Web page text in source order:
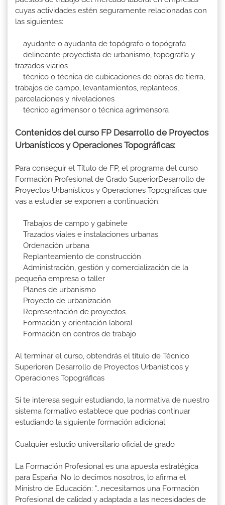
cuyas actividades estén seguramente relacionadas con
las siguientes:
ayudante o ayudanta de topógrafo o topógrafa
delineante proyectista de urbanismo, topografía y
trazados viarios
técnico o técnica de cubicaciones de obras de tierra,
trabajos de campo, levantamientos, replanteos,
parcelaciones y nivelaciones
técnico agrimensor o técnica agrimensora
Contenidos del curso FP Desarrollo de Proyectos
Urbanísticos y Operaciones Topográficas:
Para conseguir el Título de FP, el programa del curso
Formación Profesional de Grado SuperiorDesarrollo de
Proyectos Urbanísticos y Operaciones Topográficas que
vas a estudiar se exponen a continuación:
Trabajos de campo y gabinete
Trazados viales e instalaciones urbanas
Ordenación urbana
Replanteamiento de construcción
Administración, gestión y comercialización de la
pequeña empresa o taller
Planes de urbanismo
Proyecto de urbanización
Representación de proyectos
Formación y orientación laboral
Formación en centros de trabajo
Al terminar el curso, obtendrás el título de Técnico
Superioren Desarrollo de Proyectos Urbanísticos y
Operaciones Topográficas
Si te interesa seguir estudiando, la normativa de nuestro
sistema formativo establece que podrías continuar
estudiando la siguiente formación adicional:
Cualquier estudio universitario oficial de grado
La Formación Profesional es una apuesta estratégica
para España. No lo decimos nosotros, lo afirma el
Ministro de Educación: "...necesitamos una Formación
Profesional de calidad y adaptada a las necesidades de